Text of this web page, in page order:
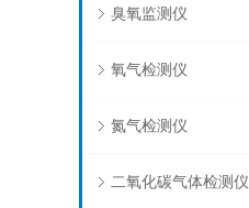
臭氧监测仪
氧气检测仪
氮气检测仪
二氧化碳气体检测仪